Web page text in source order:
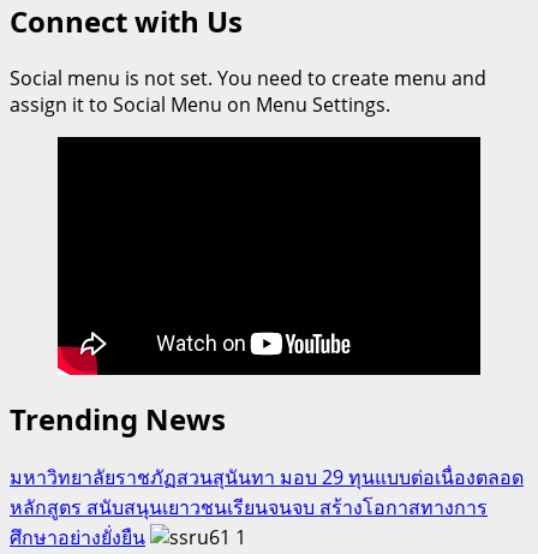
จ.อุบลฯ-
เขื่อน
แก้วฯ
พระราชทาน
พระบาท
พระเจ้าอยู่หัว
แข่งขัน
โด
รน
Connect with Us
Social menu is not set. You need to create menu and
assign it to Social Menu on Menu Settings.
Trending News
มหาวิทยาลัยราชภัฏสวนสุนันทา มอบ 29 ทุนแบบต่อเนื่องตลอด
หลักสูตร สนับสนุนเยาวชนเรียนจนจบ สร้างโอกาสทางการ
ศึกษาอย่างยั่งยืน
1